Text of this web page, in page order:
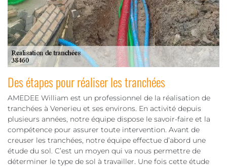
Des étapes pour réaliser les tranchées
AMEDEE William est un professionnel de la réalisation de
tranchées à Venerieu et ses environs. En activité depuis
plusieurs années, notre équipe dispose le savoir-faire et la
compétence pour assurer toute intervention. Avant de
creuser les tranchées, notre équipe effectue d’abord une
étude du sol. C’est un moyen qui va nous permettre de
déterminer le type de sol à travailler. Une fois cette étude